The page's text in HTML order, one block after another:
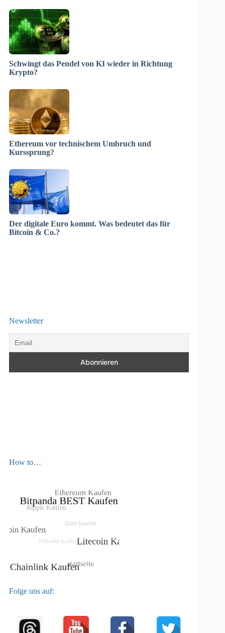
Schwingt das Pendel von KI wieder in Richtung
Krypto?
Ethereum vor technischem Umbruch und
Kurssprung?
Der digitale Euro kommt. Was bedeutet das für
Bitcoin & Co.?
Newsletter
How to…
Folge uns auf: